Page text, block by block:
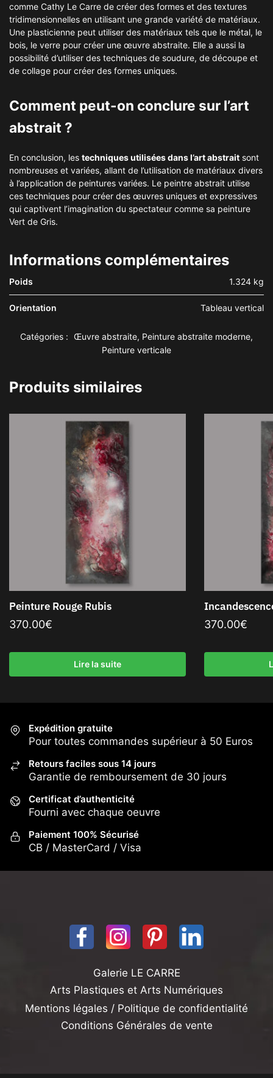
comme Cathy Le Carre de créer des formes et des textures
tridimensionnelles en utilisant une grande variété de matériaux.
Une plasticienne peut utiliser des matériaux tels que le métal, le
bois, le verre pour créer une œuvre abstraite. Elle a aussi la
possibilité d’utiliser des techniques de soudure, de découpe et
de collage pour créer des formes uniques.
Comment peut-on conclure sur l’art
abstrait ?
En conclusion, les techniques utilisées dans l’art abstrait sont
nombreuses et variées, allant de l’utilisation de matériaux divers
à l’application de peintures variées. Le peintre abstrait utilise
ces techniques pour créer des œuvres uniques et expressives
qui captivent l’imagination du spectateur comme sa peinture
Vert de Gris.
Informations complémentaires
Poids 1.324 kg
Orientation Tableau vertical
Catégories : Œuvre abstraite, Peinture abstraite moderne,
Peinture verticale
Produits similaires
Peinture Rouge Rubis
370.00€
Lire la suite
370.00€
Expédition gratuite
Pour toutes commandes supérieur à 50 Euros
Retours faciles sous 14 jours
Garantie de remboursement de 30 jours
Certificat d’authenticité
Fourni avec chaque oeuvre
Paiement 100% Sécurisé
CB / MasterCard / Visa
Galerie LE CARRE
Arts Plastiques et Arts Numériques
Mentions légales / Politique de confidentialité
Conditions Générales de vente